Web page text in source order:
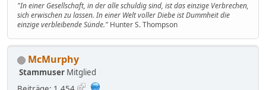
"In einer Gesellschaft, in der alle schuldig sind, ist das einzige Verbrechen,
sich erwischen zu lassen. In einer Welt voller Diebe ist Dummheit die
einzige verbleibende Sünde." Hunter S. Thompson
McMurphy
Stammuser Mitglied